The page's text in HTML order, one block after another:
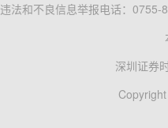
违法和不良信息举报电话：0755-
深圳证券